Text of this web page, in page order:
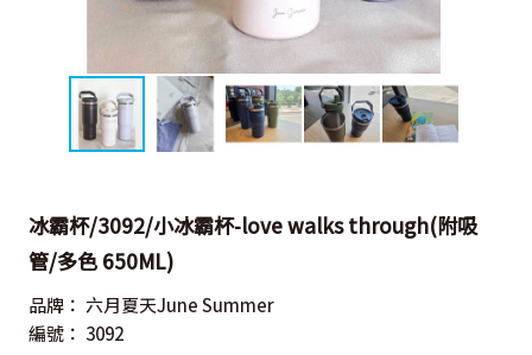
冰霸杯/3092/小冰霸杯-love walks through(附吸
管/多色 650ML)
品牌： 六月夏天June Summer
編號： 3092